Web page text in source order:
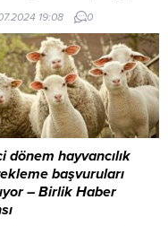
Cumhurbaşkanlığı
Toplantısı’nın ardından
seslendi. Geçen aydan
enflasyonun ateşi
başladığını ifade eden
Erdoğan, sene
enflasyonu
seviyelere
söyledi. ANKARA
– Cumhurbaşkanı Recep
Erdoğan,
19:08 0
dönem hayvancılık
başvuruları
– Birlik Haber